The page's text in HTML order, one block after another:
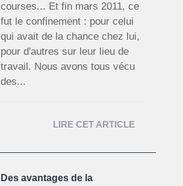
courses... Et fin mars 2011, ce
fut le confinement : pour celui
qui avait de la chance chez lui,
pour d'autres sur leur lieu de
travail. Nous avons tous vécu
des...
LIRE CET ARTICLE
Des avantages de la